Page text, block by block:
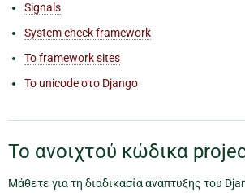
Signals
System check framework
Το framework sites
Το unicode στο Django
Το ανοιχτού κώδικα
Μάθετε για τη διαδικασία ανάπτυξης του